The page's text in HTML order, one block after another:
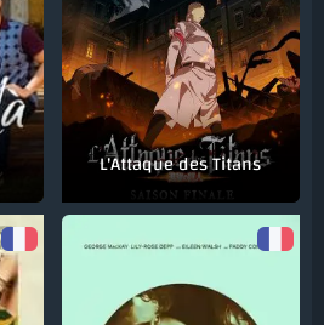
L'Attaque des Titans